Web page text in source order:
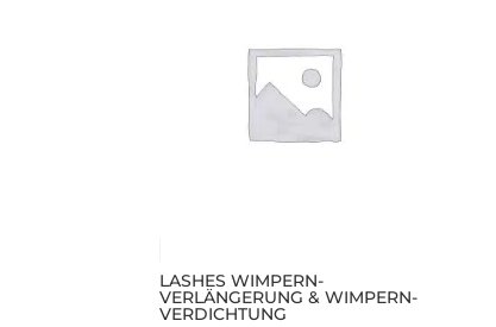
LASHES WIMPERN-
VERLÄNGERUNG & WIMPERN-
VERDICHTUNG